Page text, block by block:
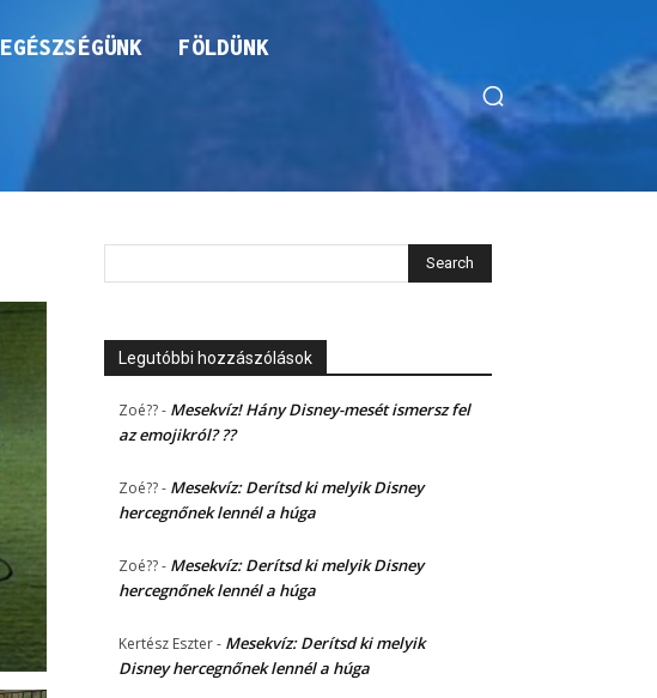
EGÉSZSÉGÜNK FÖLDÜNK
Legutóbbi hozzászólások
Zoé??- Mesekvíz! Hány Disney-mesét ismersz fel
az emojikról? ??
Zoé??- Mesekvíz: Derítsd ki melyik Disney
hercegnőnek lennél a húga
Zoé??- Mesekvíz: Derítsd ki melyik Disney
hercegnőnek lennél a húga
Kertész Eszter- Mesekvíz: Derítsd ki melyik
Disney hercegnőnek lennél a húga